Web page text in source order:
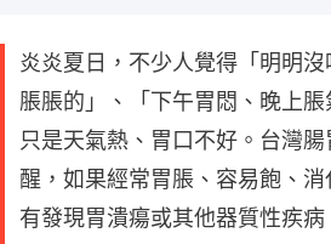
炎炎夏日，不少人覺得「明明
脹脹的」、「下午胃悶、晚上
只是天氣熱、胃口不好。台灣
醒，如果經常胃脹、容易飽、
有發現胃潰瘍或其他器質性疾